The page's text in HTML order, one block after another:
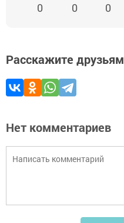
0 0 0
Расскажите друзьям
Нет комментариев